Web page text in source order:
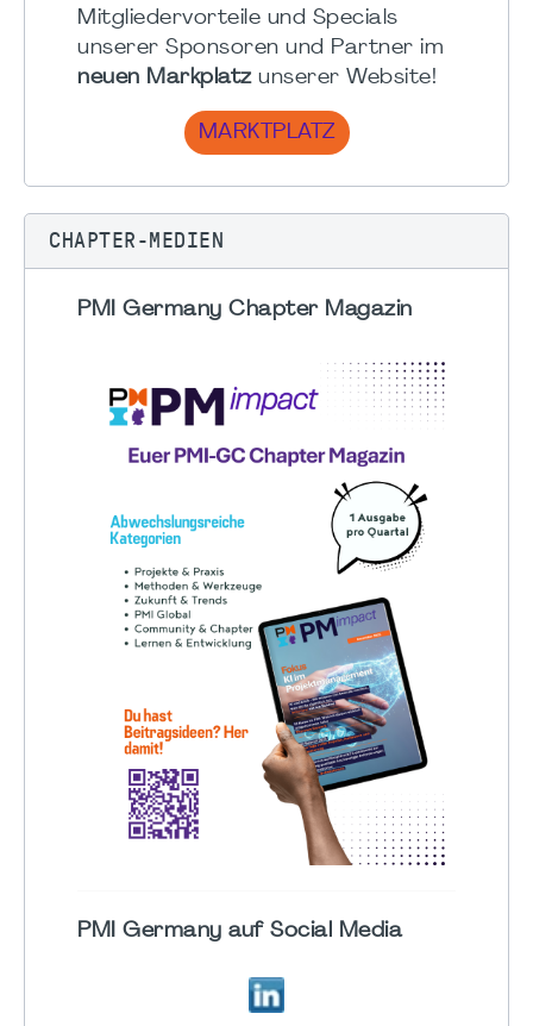
Mitgliedervorteile und Specials
unserer Sponsoren und Partner im
neuen Markplatzunserer Website!
MARKTPLATZ
CHAPTER-MEDIEN
PMI Germany Chapter Magazin
PMI Germany auf Social Media